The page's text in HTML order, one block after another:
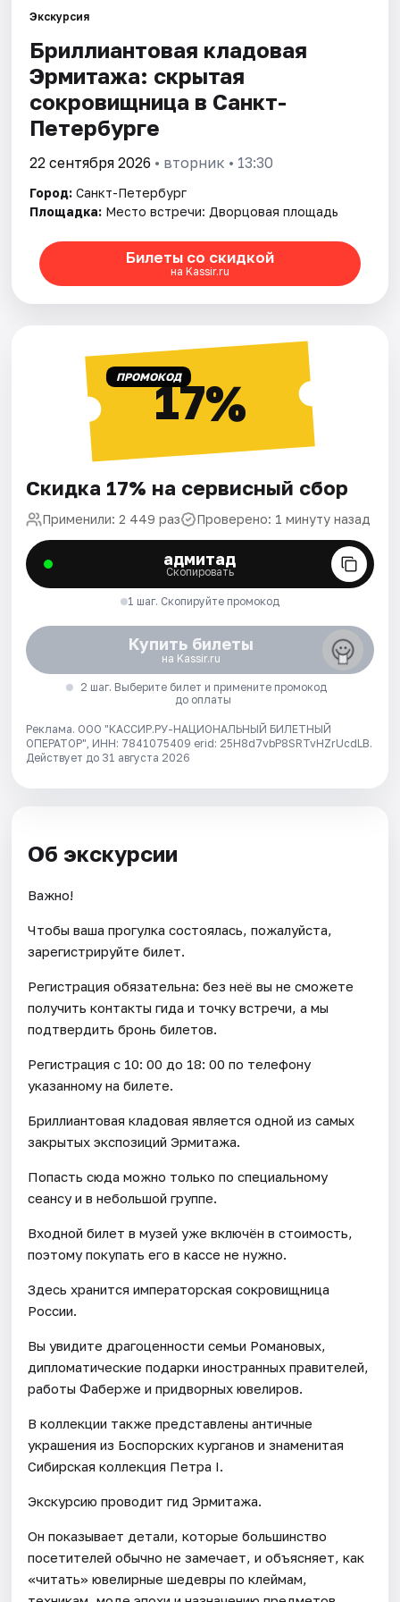
Города
Площадки
Артисты
Рейтинги
Экскурсия
Бриллиантовая кладовая
Эрмитажа: скрытая
сокровищница в Санкт-
Петербурге
22 сентября 2026 • вторник • 13:30
Город: Санкт-Петербург
Площадка: Место встречи: Дворцовая площадь
Билеты со скидкой
на Kassir.ru
ПРОМОКОД17%
Скидка 17% на сервисный сбор
Применили: 2 449 раз Проверено: 1 минуту назад
адмитад
Скопировать
1 шаг. Скопируйте промокод
Купить билеты
на Kassir.ru
2 шаг. Выберите билет и примените промокод
до оплаты
Реклама. ООО "КАССИР.РУ-НАЦИОНАЛЬНЫЙ БИЛЕТНЫЙ
ОПЕРАТОР", ИНН: 7841075409 erid: 25H8d7vbP8SRTvHZrUcdLB.
Действует до 31 августа 2026
Об экскурсии
Важно!
Чтобы ваша прогулка состоялась, пожалуйста,
зарегистрируйте билет.
Регистрация обязательна: без неё вы не сможете
получить контакты гида и точку встречи, а мы
подтвердить бронь билетов.
Регистрация с 10: 00 до 18: 00 по телефону
указанному на билете.
Бриллиантовая кладовая является одной из самых
закрытых экспозиций Эрмитажа.
Попасть сюда можно только по специальному
сеансу и в небольшой группе.
Входной билет в музей уже включён в стоимость,
поэтому покупать его в кассе не нужно.
Здесь хранится императорская сокровищница
России.
Вы увидите драгоценности семьи Романовых,
дипломатические подарки иностранных правителей,
работы Фаберже и придворных ювелиров.
В коллекции также представлены античные
украшения из Боспорских курганов и знаменитая
Сибирская коллекция Петра I.
Экскурсию проводит гид Эрмитажа.
Он показывает детали, которые большинство
посетителей обычно не замечает, и объясняет, как
«читать» ювелирные шедевры по клеймам,